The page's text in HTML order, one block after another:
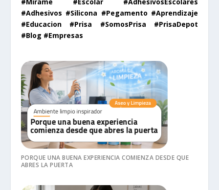
#Mírame #Escolar #AdhesivosEscolares
#Adhesivos #Silicona #Pegamento #Aprendizaje
#Educacion #Prisa #SomosPrisa #PrisaDepot
#Blog #Empresas
PORQUE UNA BUENA EXPERIENCIA COMIENZA DESDE QUE
ABRES LA PUERTA